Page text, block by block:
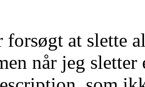
forsøgt at slette
når jeg